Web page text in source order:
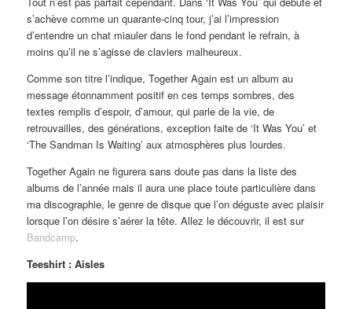
s’achève comme un quarante-cinq tour, j’ai l’impression
d’entendre un chat miauler dans le fond pendant le refrain, à
moins qu’il ne s’agisse de claviers malheureux.
Comme son titre l’indique, Together Again est un album au
message étonnamment positif en ces temps sombres, des
textes remplis d’espoir, d’amour, qui parle de la vie, de
retrouvailles, des générations, exception faite de ‘It Was You’ et
‘The Sandman Is Waiting’ aux atmosphères plus lourdes.
Together Again ne figurera sans doute pas dans la liste des
albums de l’année mais il aura une place toute particulière dans
ma discographie, le genre de disque que l’on déguste avec plaisir
lorsque l’on désire s’aérer la tête. Allez le découvrir, il est sur
Bandcamp.
Teeshirt : Aisles